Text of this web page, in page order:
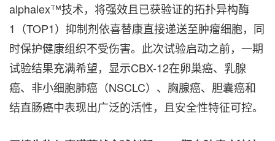
alphalex™技术，将强效且已获验证的拓扑异构酶
1（TOP1）抑制剂依喜替康直接递送至肿瘤细胞，同
时保护健康组织不受伤害。此次试验启动之前，一期
试验结果充满希望，显示CBX-12在卵巢癌、乳腺
癌、非小细胞肺癌（NSCLC）、胸腺癌、胆囊癌和
结直肠癌中表现出广泛的活性，且安全性特征可控。